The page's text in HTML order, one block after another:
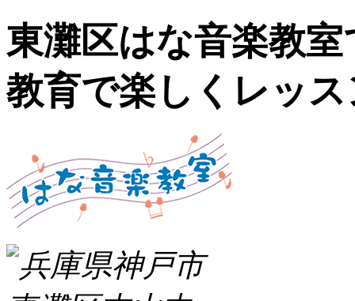
東灘区はな音楽教
教育で楽しくレッ